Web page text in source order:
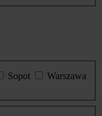
Sopot
Warszawa